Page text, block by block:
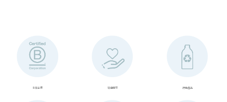
Ｂ型企業 社會關懷 綠色產品